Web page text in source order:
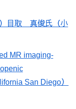
）目取 真俊氏（小
MR imaging-
San Diego）